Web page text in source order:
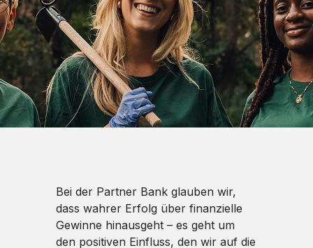
Bei der Partner Bank glauben wir,
dass wahrer Erfolg über finanzielle
Gewinne hinausgeht – es geht um
den positiven Einfluss, den wir auf die